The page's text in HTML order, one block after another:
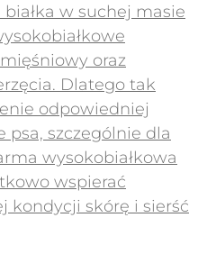
w suchej masie
oraz
Dlatego tak
odpowiedniej
psa, szczególnie dla
wysokobiałkowa
wspierać
kondycji skórę i sierść